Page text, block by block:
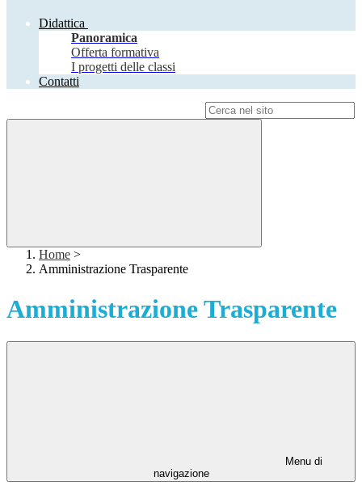
Didattica
Panoramica
Offerta formativa
I progetti delle classi
Contatti
Home >
Amministrazione Trasparente
Amministrazione Trasparente
Menu di
navigazione